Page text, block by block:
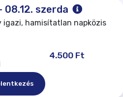
08.12. szerda
igazi, hamisítatlan napközis
4.500 Ft